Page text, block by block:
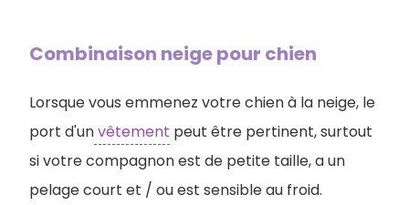
Combinaison neige pour chien
Lorsque vous emmenez votre chien à la neige, le
port d'unvêtement peut être pertinent, surtout
si votre compagnon est de petite taille, a un
pelage court et / ou est sensible au froid.